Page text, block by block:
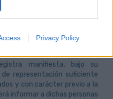
Privacy Policy
Depósito Municipal.
los datos aportados.
a personas físicas
manifiesta, bajo su
de representación suficiente
y con carácter previo a la
informar a dichas personas